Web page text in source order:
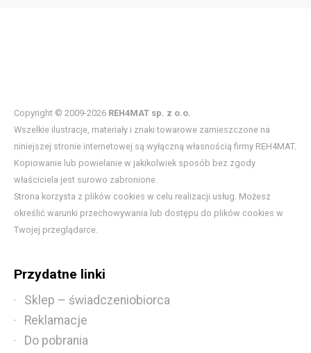
Copyright © 2009-2026 REH4MAT sp. z o.o.
Wszelkie ilustracje, materiały i znaki towarowe zamieszczone na
niniejszej stronie internetowej są wyłączną własnością firmy REH4MAT.
Kopiowanie lub powielanie w jakikolwiek sposób bez zgody
właściciela jest surowo zabronione.
Strona korzysta z plików cookies w celu realizacji usług. Możesz
określić warunki przechowywania lub dostępu do plików cookies w
Twojej przeglądarce.
Przydatne linki
Sklep – świadczeniobiorca
Reklamacje
Do pobrania